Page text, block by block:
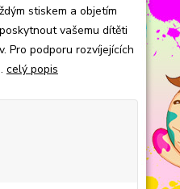
stiskem a objetím
vašemu dítěti
Pro podporu rozvíjejících
celý popis